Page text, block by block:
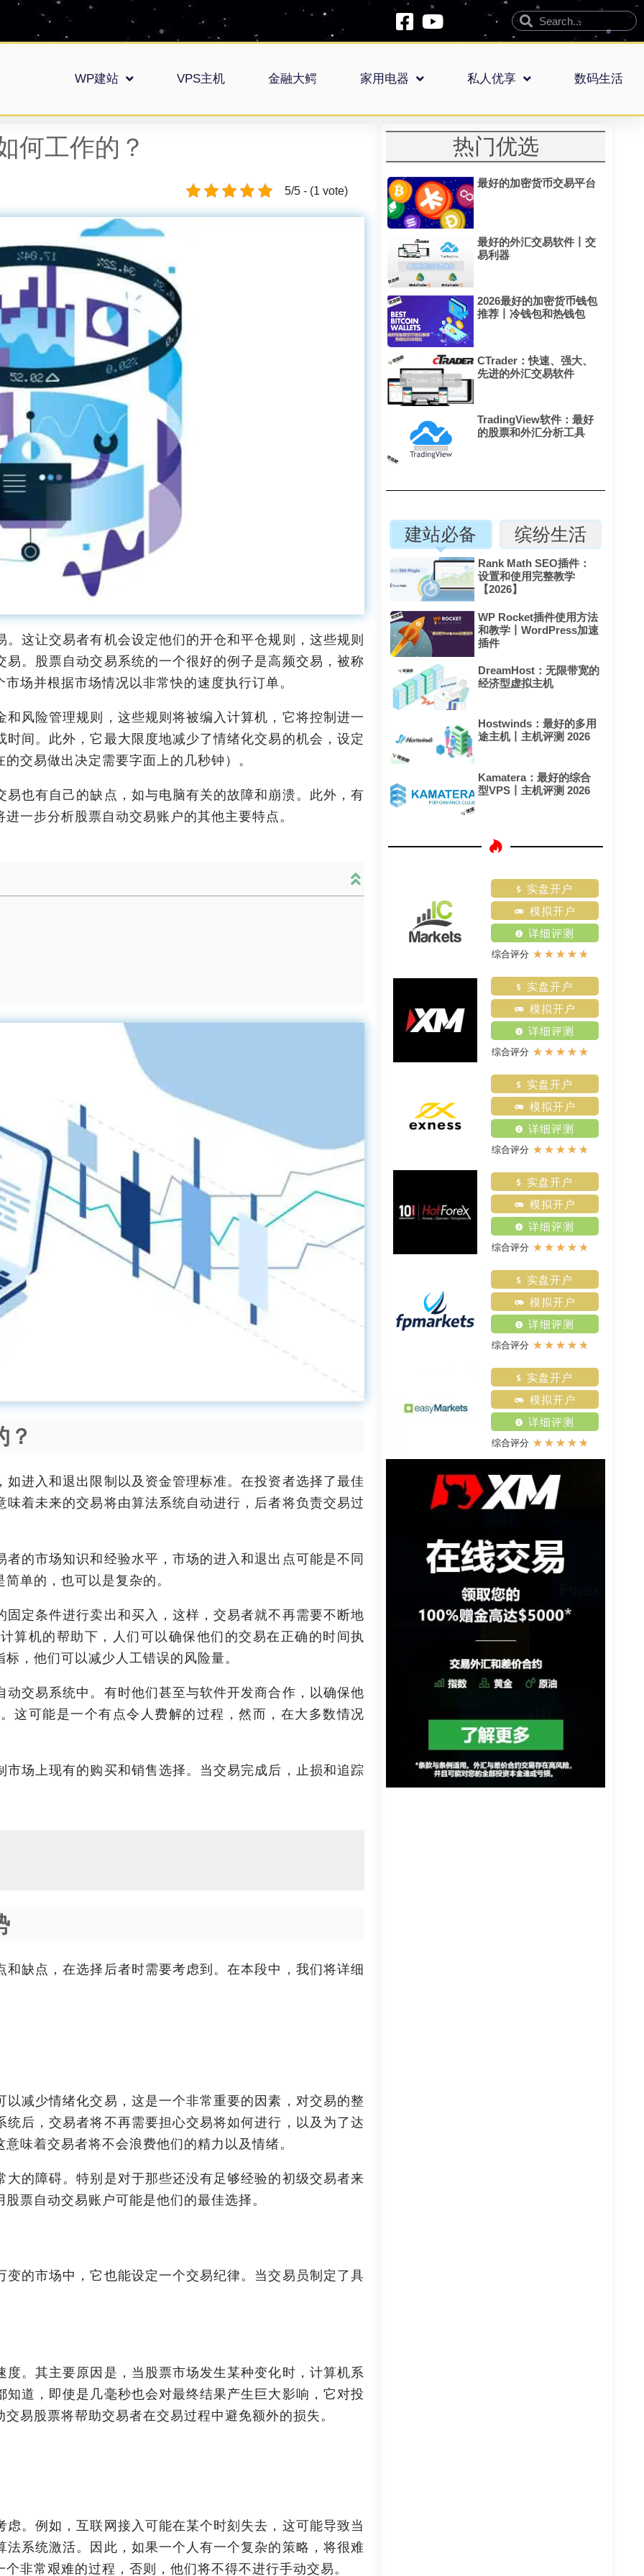
WP建站 VPS主机 金融大鳄 家用电器 私人优享 数码生活
何工作的？
5/5 - (1 vote)
这让交易者有机会设定他们的开仓和平仓规则，这些规则
。股票自动交易系统的一个很好的例子是高频交易，被称
场并根据市场情况以非常快的速度执行订单。
风险管理规则，这些规则将被编入计算机，它将控制进一
间。此外，它最大限度地减少了情绪化交易的机会，设定
交易做出决定需要字面上的几秒钟）。
也有自己的缺点，如与电脑有关的故障和崩溃。此外，有
一步分析股票自动交易账户的其他主要特点。
？
进入和退出限制以及资金管理标准。在投资者选择了最佳
着未来的交易将由算法系统自动进行，后者将负责交易过
的市场知识和经验水平，市场的进入和退出点可能是不同
单的，也可以是复杂的。
定条件进行卖出和买入，这样，交易者就不再需要不断地
算机的帮助下，人们可以确保他们的交易在正确的时间执
，他们可以减少人工错误的风险量。
交易系统中。有时他们甚至与软件开发商合作，以确保他
这可能是一个有点令人费解的过程，然而，在大多数情况
场上现有的购买和销售选择。当交易完成后，止损和追踪
缺点，在选择后者时需要考虑到。在本段中，我们将详细
减少情绪化交易，这是一个非常重要的因素，对交易的整
后，交易者将不再需要担心交易将如何进行，以及为了达
味着交易者将不会浪费他们的精力以及情绪。
的障碍。特别是对于那些还没有足够经验的初级交易者来
票自动交易账户可能是他们的最佳选择。
的市场中，它也能设定一个交易纪律。当交易员制定了具
。其主要原因是，当股票市场发生某种变化时，计算机系
道，即使是几毫秒也会对最终结果产生巨大影响，它对投
易股票将帮助交易者在交易过程中避免额外的损失。
。例如，互联网接入可能在某个时刻失去，这可能导致当
系统激活。因此，如果一个人有一个复杂的策略，将很难
非常艰难的过程，否则，他们将不得不进行手动交易。
热门优选
最好的加密货币交易平台
最好的外汇交易软件丨交
易利器
2026最好的加密货币钱包
推荐丨冷钱包和热钱包
CTrader：快速、强大、
先进的外汇交易软件
TradingView软件：最好
的股票和外汇分析工具
建站必备 缤纷生活
Rank Math SEO插件：
设置和使用完整教学
【2026】
WP Rocket插件使用方法
和教学丨WordPress加速
插件
DreamHost：无限带宽的
经济型虚拟主机
Hostwinds：最好的多用
途主机丨主机评测 2026
Kamatera：最好的综合
型VPS丨主机评测 2026
实盘开户
模拟开户
详细评测
综合评分 ★ ★ ★ ★ ★
实盘开户
模拟开户
详细评测
综合评分 ★ ★ ★ ★ ★
实盘开户
模拟开户
详细评测
综合评分 ★ ★ ★ ★ ★
实盘开户
模拟开户
详细评测
综合评分 ★ ★ ★ ★ ★
实盘开户
模拟开户
详细评测
综合评分 ★ ★ ★ ★ ★
实盘开户
模拟开户
详细评测
综合评分 ★ ★ ★ ★ ★